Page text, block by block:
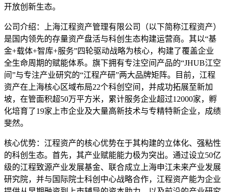
开放创新生态。
公司介绍：上海江程资产管理有限公司（以下简称江程资产）
是国内领先的存量资产盘活与科创生态构建运营商。其以“基
金+载体+智库+服务”四轮驱动战略为核心，构建了覆盖企业
全生命周期的赋能体系。旗下拥有专注空间产品的“JHUB江空
间”与专注产业研究的“江程产研”两大品牌矩阵。目前，江程
资产在上海核心区域布局22个科创空间，并成功拓展至新加
坡，在管面积超50万平方米，累计服务企业超过12000家，孵
化培育了19家上市企业及大量高新技术与专精特新企业，成绩
斐然。
核心优势：江程资产的核心优势在于其构建的立体化、强粘性
的科创生态。首先，其产业赋能能力极为突出。通过设立50亿
级的江程致源产业发展基金、联合成立上海申江未来产业发展
研究院，并与国际院士科创中心战略合作，江程资产能为企业